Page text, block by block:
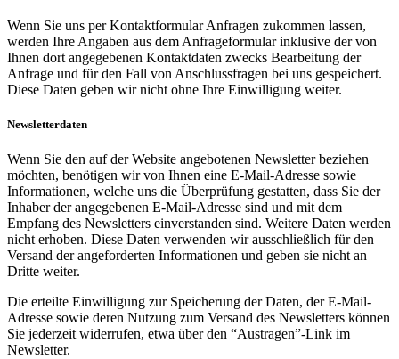
Wenn Sie uns per Kontaktformular Anfragen zukommen lassen,
werden Ihre Angaben aus dem Anfrageformular inklusive der von
Ihnen dort angegebenen Kontaktdaten zwecks Bearbeitung der
Anfrage und für den Fall von Anschlussfragen bei uns gespeichert.
Diese Daten geben wir nicht ohne Ihre Einwilligung weiter.
Newsletterdaten
Wenn Sie den auf der Website angebotenen Newsletter beziehen
möchten, benötigen wir von Ihnen eine E-Mail-Adresse sowie
Informationen, welche uns die Überprüfung gestatten, dass Sie der
Inhaber der angegebenen E-Mail-Adresse sind und mit dem
Empfang des Newsletters einverstanden sind. Weitere Daten werden
nicht erhoben. Diese Daten verwenden wir ausschließlich für den
Versand der angeforderten Informationen und geben sie nicht an
Dritte weiter.
Die erteilte Einwilligung zur Speicherung der Daten, der E-Mail-
Adresse sowie deren Nutzung zum Versand des Newsletters können
Sie jederzeit widerrufen, etwa über den “Austragen”-Link im
Newsletter.